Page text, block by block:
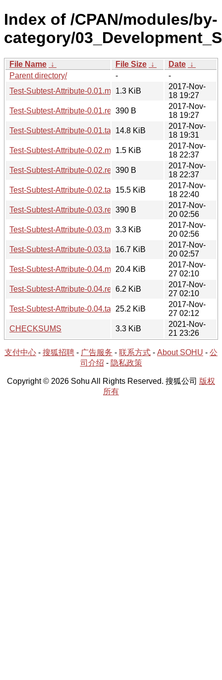
Index of /CPAN/modules/by-
category/
File Name ↓ File Size ↓ Date ↓
Parent directory/
-
-
Test-Subtest-Attribute-0.01.meta1.3 KiB
2017-Nov-
18 19:27
Test-Subtest-Attribute-0.01.readme
390 B
2017-Nov-
18 19:27
Test-Subtest-Attribute-0.01.tar.gz14.8 KiB
2017-Nov-
18 19:31
Test-Subtest-Attribute-0.02.meta1.5 KiB
2017-Nov-
18 22:37
Test-Subtest-Attribute-0.02.readme
390 B
2017-Nov-
18 22:37
Test-Subtest-Attribute-0.02.tar.gz15.5 KiB
2017-Nov-
18 22:40
Test-Subtest-Attribute-0.03.readme
390 B
2017-Nov-
20 02:56
Test-Subtest-Attribute-0.03.meta3.3 KiB
2017-Nov-
20 02:56
Test-Subtest-Attribute-0.03.tar.gz16.7 KiB
2017-Nov-
20 02:57
Test-Subtest-Attribute-0.04.meta20.4 KiB
2017-Nov-
27 02:10
Test-Subtest-Attribute-0.04.readme
6.2 KiB
2017-Nov-
27 02:10
Test-Subtest-Attribute-0.04.tar.gz25.2 KiB
2017-Nov-
27 02:12
CHECKSUMS
3.3 KiB
2021-Nov-
21 23:26
支付中心 - 搜狐招聘 - 广告服务 - 联系方式 - About SOHU - 公
司介绍 - 隐私政策
Copyright © 2026 Sohu All Rights Reserved. 搜狐公司 版权
所有